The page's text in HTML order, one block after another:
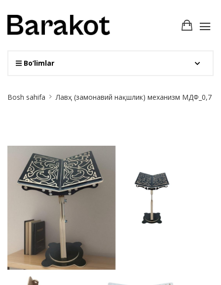
Bo‘limlar
Breadcrumb
Bosh sahifa Лавҳ (замонавий нақшлик) механизм МДФ_0,7